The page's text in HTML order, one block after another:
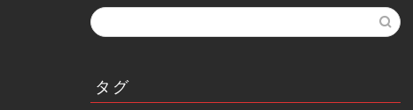
タグ